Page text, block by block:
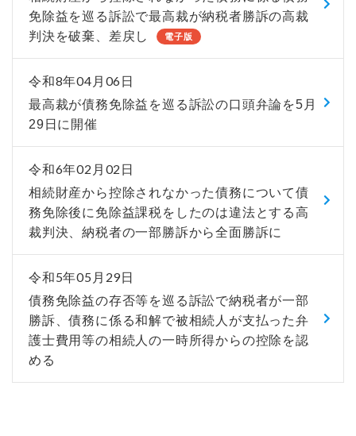
免除益を巡る訴訟で最高裁が納税者勝訴の高裁
判決を破棄、差戻し
電子版
令和8年04月06日
最高裁が債務免除益を巡る訴訟の口頭弁論を5月
29日に開催
令和6年02月02日
相続財産から控除されなかった債務について債
務免除後に免除益課税をしたのは違法とする高
裁判決、納税者の一部勝訴から全面勝訴に
令和5年05月29日
債務免除益の存否等を巡る訴訟で納税者が一部
勝訴、債務に係る和解で被相続人が支払った弁
護士費用等の相続人の一時所得からの控除を認
める